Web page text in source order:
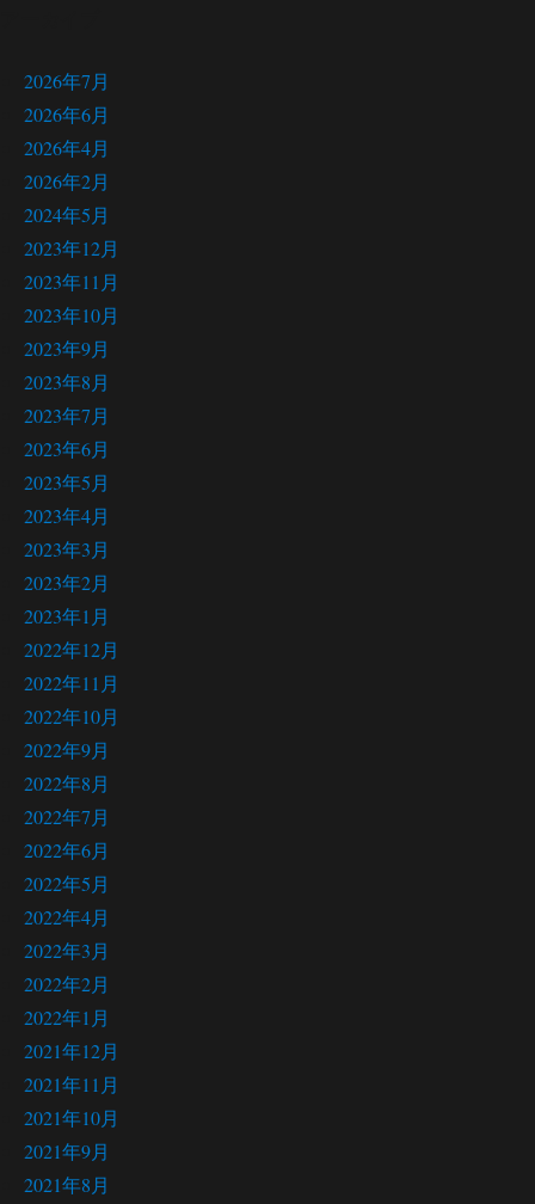
2026年7月
2026年6月
2026年4月
2026年2月
2024年5月
2023年12月
2023年11月
2023年10月
2023年9月
2023年8月
2023年7月
2023年6月
2023年5月
2023年4月
2023年3月
2023年2月
2023年1月
2022年12月
2022年11月
2022年10月
2022年9月
2022年8月
2022年7月
2022年6月
2022年5月
2022年4月
2022年3月
2022年2月
2022年1月
2021年12月
2021年11月
2021年10月
2021年9月
2021年8月